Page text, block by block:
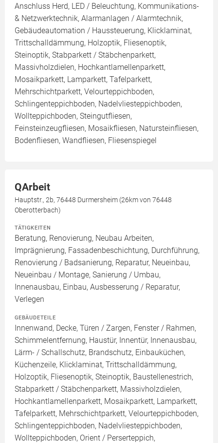
Anschluss Herd, LED / Beleuchtung, Kommunikations-
& Netzwerktechnik, Alarmanlagen / Alarmtechnik,
Gebäudeautomation / Haussteuerung, Klicklaminat,
Trittschalldämmung, Holzoptik, Fliesenoptik,
Steinoptik, Stabparkett / Stäbchenparkett,
Massivholzdielen, Hochkantlamellenparkett,
Mosaikparkett, Lamparkett, Tafelparkett,
Mehrschichtparkett, Velourteppichboden,
Schlingenteppichboden, Nadelvliesteppichboden,
Wollteppichboden, Steingutfliesen,
Feinsteinzeugfliesen, Mosaikfliesen, Natursteinfliesen,
Bodenfliesen, Wandfliesen, Fliesenspiegel
QArbeit
Hauptstr., 2b, 76448 Durmersheim (26km von 76448
Oberotterbach)
TÄTIGKEITEN
Beratung, Renovierung, Neubau Arbeiten,
Imprägnierung, Fassadenbeschichtung, Durchführung,
Renovierung / Badsanierung, Reparatur, Neueinbau,
Neueinbau / Montage, Sanierung / Umbau,
Innenausbau, Einbau, Ausbesserung / Reparatur,
Verlegen
GEBÄUDETEILE
Innenwand, Decke, Türen / Zargen, Fenster / Rahmen,
Schimmelentfernung, Haustür, Innentür, Innenausbau,
Lärm- / Schallschutz, Brandschutz, Einbauküchen,
Küchenzeile, Klicklaminat, Trittschalldämmung,
Holzoptik, Fliesenoptik, Steinoptik, Baustellenestrich,
Stabparkett / Stäbchenparkett, Massivholzdielen,
Hochkantlamellenparkett, Mosaikparkett, Lamparkett,
Tafelparkett, Mehrschichtparkett, Velourteppichboden,
Schlingenteppichboden, Nadelvliesteppichboden,
Wollteppichboden, Orient / Perserteppich,